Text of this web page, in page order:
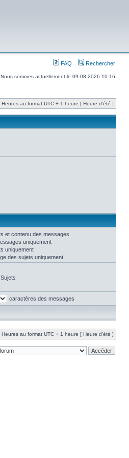
FAQ Rechercher
Nous sommes actuellement le 09-08-2026 10:16
Heures au format UTC + 1 heure [ Heure d’été ]
et contenu des messages
uniquement
uniquement
des sujets uniquement
Sujets
caractères des messages
Heures au format UTC + 1 heure [ Heure d’été ]